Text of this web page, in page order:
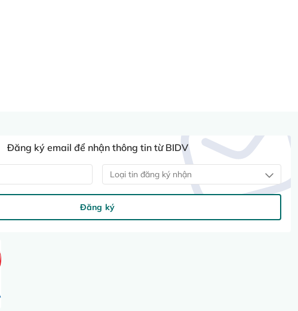
Đăng ký email để nhận thông tin từ BIDV
Loại tin đăng ký nhận
Đăng ký